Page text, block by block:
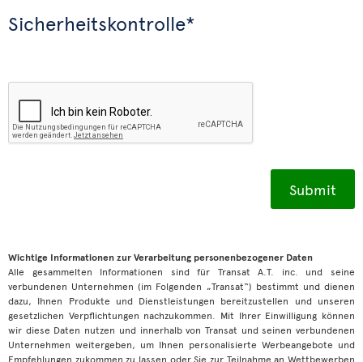
Sicherheitskontrolle*
Wichtige Informationen zur Verarbeitung personenbezogener Daten
Alle gesammelten Informationen sind für Transat A.T. inc. und seine
verbundenen Unternehmen (im Folgenden „Transat“) bestimmt und dienen
dazu, Ihnen Produkte und Dienstleistungen bereitzustellen und unseren
gesetzlichen Verpflichtungen nachzukommen. Mit Ihrer Einwilligung können
wir diese Daten nutzen und innerhalb von Transat und seinen verbundenen
Unternehmen weitergeben, um Ihnen personalisierte Werbeangebote und
Empfehlungen zukommen zu lassen oder Sie zur Teilnahme an Wettbewerben